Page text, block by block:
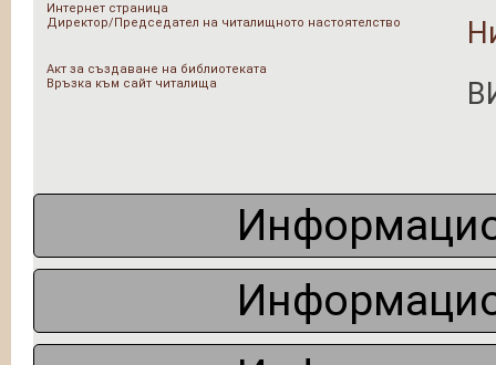
Интернет страница
Директор/Председател на читалищното настоятелство
Акт за създаване на библиотеката
Връзка към сайт читалища